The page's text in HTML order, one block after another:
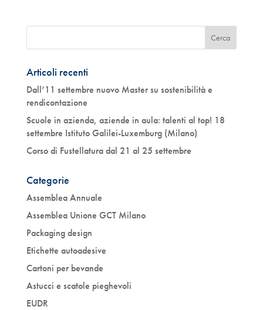
Articoli recenti
Dall’11 settembre nuovo Master su sostenibilità e
rendicontazione
Scuole in azienda, aziende in aula: talenti al top! 18
settembre Istituto Galilei-Luxemburg (Milano)
Corso di Fustellatura dal 21 al 25 settembre
Categorie
Assemblea Annuale
Assemblea Unione GCT Milano
Packaging design
Etichette autoadesive
Cartoni per bevande
Astucci e scatole pieghevoli
EUDR